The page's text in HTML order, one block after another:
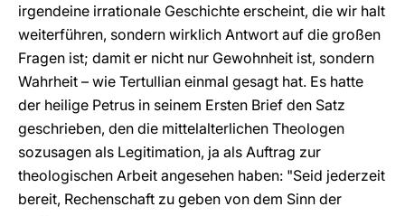
irgendeine irrationale Geschichte erscheint, die wir halt
weiterführen, sondern wirklich Antwort auf die großen
Fragen ist; damit er nicht nur Gewohnheit ist, sondern
Wahrheit – wie Tertullian einmal gesagt hat. Es hatte
der heilige Petrus in seinem Ersten Brief den Satz
geschrieben, den die mittelalterlichen Theologen
sozusagen als Legitimation, ja als Auftrag zur
theologischen Arbeit angesehen haben: "Seid jederzeit
bereit, Rechenschaft zu geben von dem Sinn der